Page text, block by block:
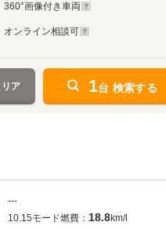
360°画像付き車両
オンライン相談可
ア 1台 検索する
---
10.15モード燃費： 18.8km/l